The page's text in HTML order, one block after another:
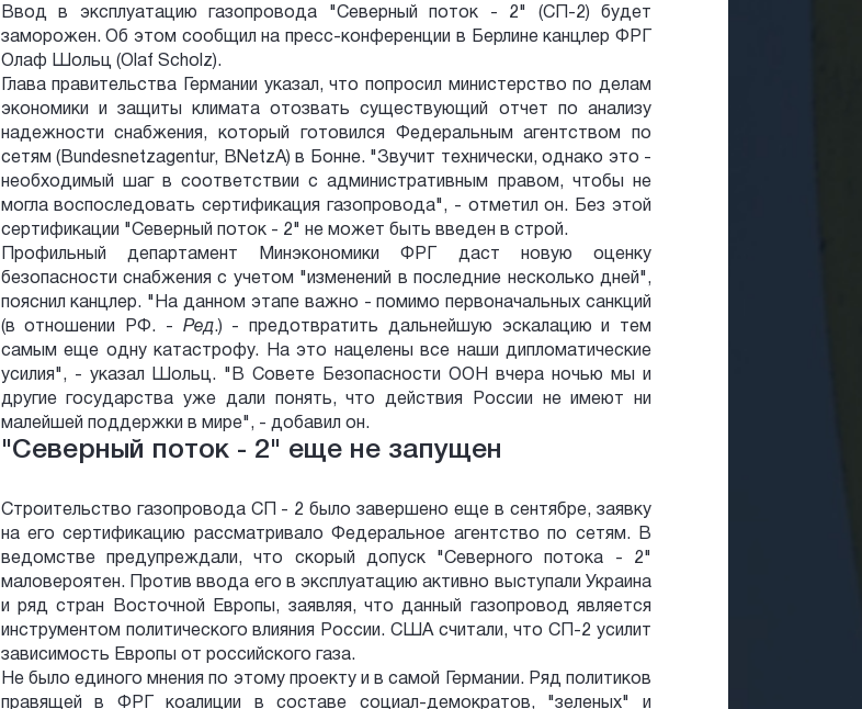
Ввод в эксплуатацию газопровода "Северный поток - 2" (СП-2) будет
заморожен. Об этом сообщил на пресс-конференции в Берлине канцлер ФРГ
Олаф Шольц (Olaf Scholz).
Глава правительства Германии указал, что попросил министерство по делам
экономики и защиты климата отозвать существующий отчет по анализу
надежности снабжения, который готовился Федеральным агентством по
сетям (Bundesnetzagentur, BNetzA) в Бонне. "Звучит технически, однако это -
необходимый шаг в соответствии с административным правом, чтобы не
могла воспоследовать сертификация газопровода", - отметил он. Без этой
сертификации "Северный поток - 2" не может быть введен в строй.
Профильный департамент Минэкономики ФРГ даст новую оценку
безопасности снабжения с учетом "изменений в последние несколько дней",
пояснил канцлер. "На данном этапе важно - помимо первоначальных санкций
(в отношении РФ. - Ред.) - предотвратить дальнейшую эскалацию и тем
самым еще одну катастрофу. На это нацелены все наши дипломатические
усилия", - указал Шольц. "В Совете Безопасности ООН вчера ночью мы и
другие государства уже дали понять, что действия России не имеют ни
малейшей поддержки в мире", - добавил он.
"Северный поток - 2" еще не запущен
Строительство газопровода СП - 2 было завершено еще в сентябре, заявку
на его сертификацию рассматривало Федеральное агентство по сетям. В
ведомстве предупреждали, что скорый допуск "Северного потока - 2"
маловероятен. Против ввода его в эксплуатацию активно выступали Украина
и ряд стран Восточной Европы, заявляя, что данный газопровод является
инструментом политического влияния России. США считали, что СП-2 усилит
зависимость Европы от российского газа.
Не было единого мнения по этому проекту и в самой Германии. Ряд политиков
правящей в ФРГ коалиции в составе социал-демократов, "зеленых" и